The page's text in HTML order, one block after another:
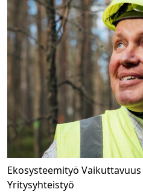
Ekosysteemityö Vaikuttavuus
Yritysyhteistyö